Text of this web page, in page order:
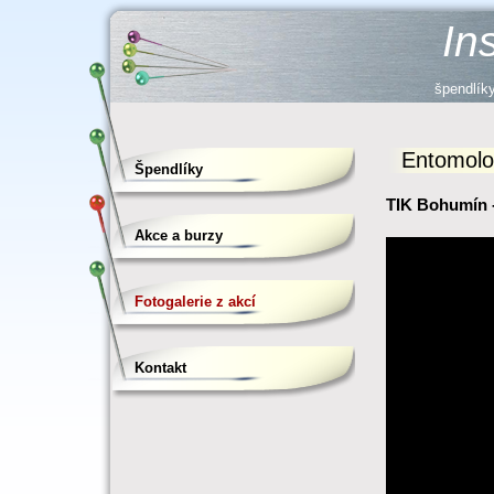
Špendlíky
Akce a burzy
Fotogalerie z akcí
Kontakt
TIK Bohumín